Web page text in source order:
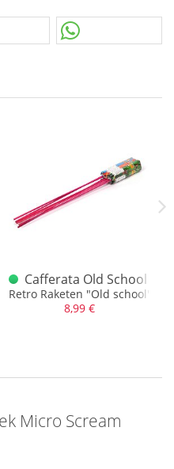
Schein als Sein aber schön
Cafferata Old School
Retro Raketen "Old school"
8,99 €
Micro Scream